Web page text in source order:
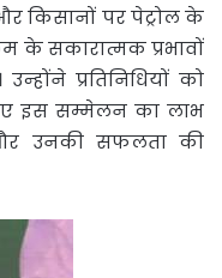
किसानों पर पेट्रोल के
के सकारात्मक प्रभावों
प्रतिनिधियों को
इस सम्मेलन का लाभ
और उनकी सफलता की